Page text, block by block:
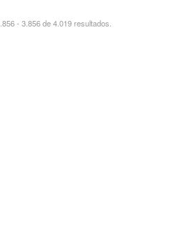
- 3.856 de 4.019 resultados.